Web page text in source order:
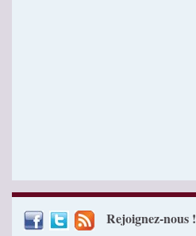
Rejoignez-nous !